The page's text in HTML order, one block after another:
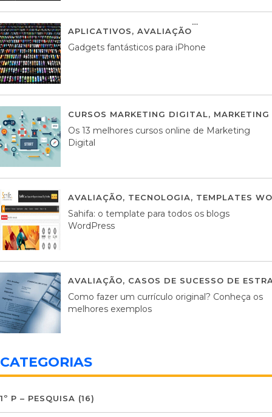
APLICATIVOS, AVALIAÇÃO
Gadgets fantásticos para iPhone
CURSOS MARKETING DIGITAL,
Os 13 melhores cursos online de Marketing
Digital
AVALIAÇÃO, TECNOLOGIA, TEMPLATES
Sahifa: o template para todos os blogs
WordPress
AVALIAÇÃO, CASOS DE SUCESSO DE
Como fazer um currículo original? Conheça os
melhores exemplos
CATEGORIAS
1º P – PESQUISA (16)